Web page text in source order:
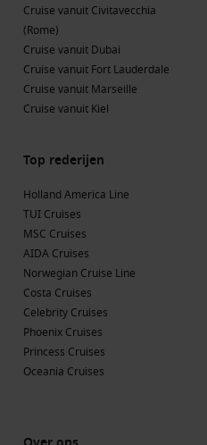
koffie:Guatemala staat
koffie. Overweeg om een
voor een rondleiding en
Santo Tomás
is een populaire bestemming
en uitstekende
kunnen genieten van de
onderwaterwereld
de nabijgelegen Maya-
Cruise vanuit Civitavecchia
(Rome)
Cruise vanuit Dubai
Cruise vanuit Fort Lauderdale
Cruise vanuit Marseille
Cruise vanuit Kiel
Top rederijen
Holland America Line
TUI Cruises
MSC Cruises
AIDA Cruises
Norwegian Cruise Line
Costa Cruises
Celebrity Cruises
Phoenix Cruises
Princess Cruises
Oceania Cruises